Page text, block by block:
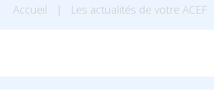
Accueil | Les actualités de votre ACEF